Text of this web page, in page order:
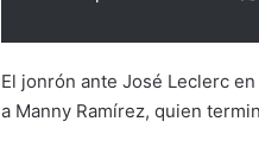
El jonrón ante José Leclerc
a Manny Ramírez, quien